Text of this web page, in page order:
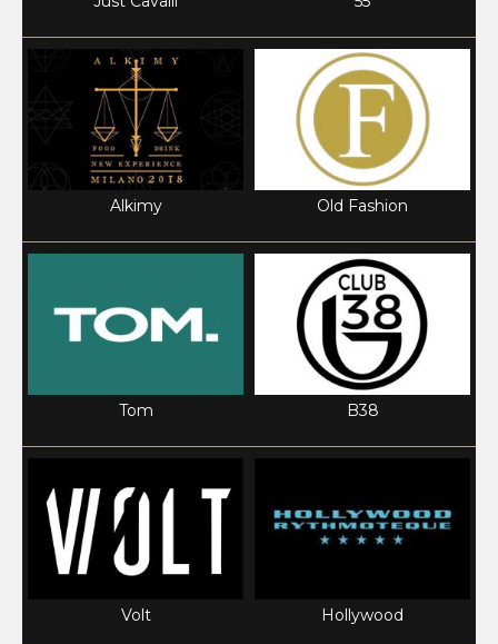
Alkimy Old Fashion
Tom B38
Volt Hollywood